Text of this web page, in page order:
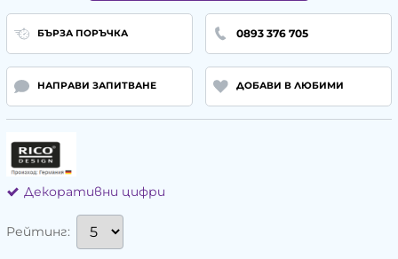
БЪРЗА ПОРЪЧКА 0893 376 705
НАПРАВИ ЗАПИТВАНЕ ДОБАВИ В ЛЮБИМИ
Декоративни цифри
Рейтинг: